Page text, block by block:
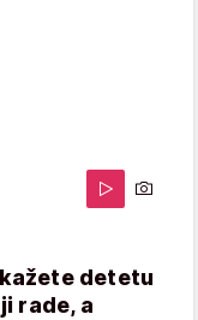
detetu
rade, a